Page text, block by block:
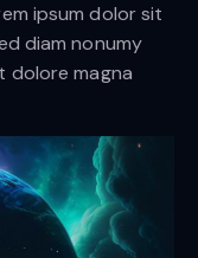
ipsum dolor sit
diam nonumy
dolore magna